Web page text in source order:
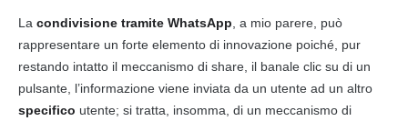
La condivisione tramite WhatsApp , a mio parere, può
rappresentare un forte elemento di innovazione poiché, pur
restando intatto il meccanismo di share, il banale clic su di un
pulsante, l’informazione viene inviata da un utente ad un altro
specifico utente; si tratta, insomma, di un meccanismo di